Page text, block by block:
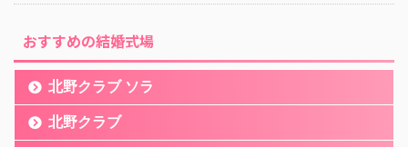
おすすめの結婚式場
北野クラブ ソラ
北野クラブ